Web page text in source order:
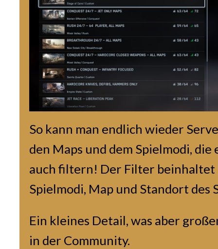
So kann man endlich wieder
den Maps und dem Spielmodi,
auch filtern! Der Filter
Spielmodi, Map und Standort des
Ein kleines Detail, was aber
in der Community.